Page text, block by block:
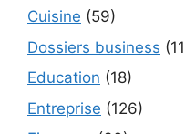
Cuisine (59)
Dossiers business
Education (18)
Entreprise (126)